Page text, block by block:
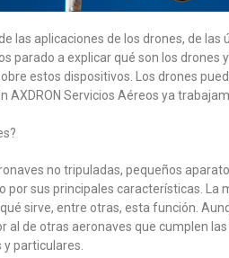
las aplicaciones de los drones, de
parado a explicar qué son los
estos dispositivos. Los drones
AXDRON Servicios Aéreos ya
no tripuladas, pequeños
por sus principales características.
sirve, entre otras, esta función.
al de otras aeronaves que cumplen
particulares.